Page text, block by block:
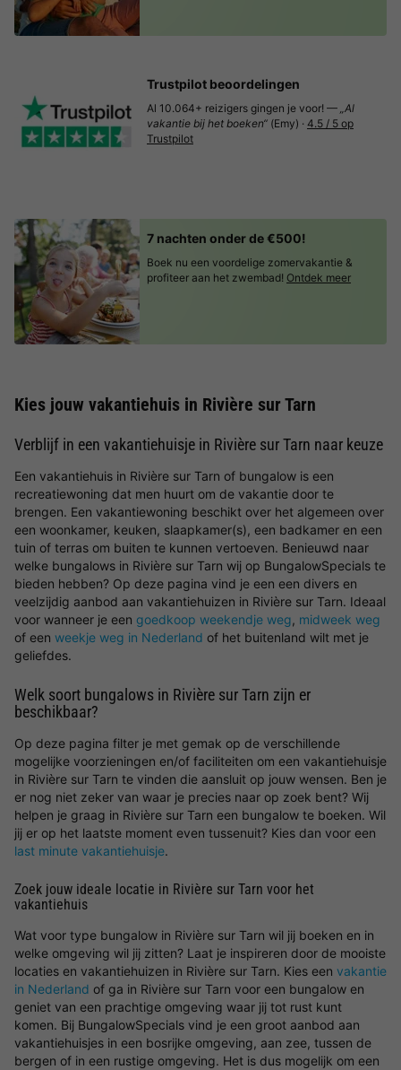
Trustpilot beoordelingen
Al 10.064+ reizigers gingen je voor! — „Al
vakantie bij het boeken“ (Emy) · 4.5 / 5 op
Trustpilot
7 nachten onder de €500!
Boek nu een voordelige zomervakantie &
profiteer aan het zwembad! Ontdek meer
Kies jouw vakantiehuis in Rivière sur Tarn
Verblijf in een vakantiehuisje in Rivière sur Tarn naar keuze
Een vakantiehuis in Rivière sur Tarn of bungalow is een
recreatiewoning dat men huurt om de vakantie door te
brengen. Een vakantiewoning beschikt over het algemeen over
een woonkamer, keuken, slaapkamer(s), een badkamer en een
tuin of terras om buiten te kunnen vertoeven. Benieuwd naar
welke bungalows in Rivière sur Tarn wij op BungalowSpecials te
bieden hebben? Op deze pagina vind je een een divers en
veelzijdig aanbod aan vakantiehuizen in Rivière sur Tarn. Ideaal
voor wanneer je een goedkoop weekendje weg, midweek weg
of een weekje weg in Nederland of het buitenland wilt met je
geliefdes.
Welk soort bungalows in Rivière sur Tarn zijn er
beschikbaar?
Op deze pagina filter je met gemak op de verschillende
mogelijke voorzieningen en/of faciliteiten om een vakantiehuisje
in Rivière sur Tarn te vinden die aansluit op jouw wensen. Ben je
er nog niet zeker van waar je precies naar op zoek bent? Wij
helpen je graag in Rivière sur Tarn een bungalow te boeken. Wil
jij er op het laatste moment even tussenuit? Kies dan voor een
last minute vakantiehuisje.
Zoek jouw ideale locatie in Rivière sur Tarn voor het
vakantiehuis
Wat voor type bungalow in Rivière sur Tarn wil jij boeken en in
welke omgeving wil jij zitten? Laat je inspireren door de mooiste
locaties en vakantiehuizen in Rivière sur Tarn. Kies een vakantie
in Nederland of ga in Rivière sur Tarn voor een bungalow en
geniet van een prachtige omgeving waar jij tot rust kunt
komen. Bij BungalowSpecials vind je een groot aanbod aan
vakantiehuisjes in een bosrijke omgeving, aan zee, tussen de
bergen of in een rustige omgeving. Het is dus mogelijk om een